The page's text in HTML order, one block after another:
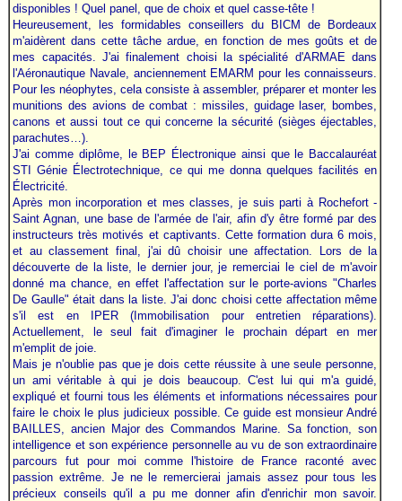
disponibles ! Quel panel, que de choix et quel casse-tête !
Heureusement, les formidables conseillers du BICM de Bordeaux
m'aidèrent dans cette tâche ardue, en fonction de mes goûts et de
mes capacités. J'ai finalement choisi la spécialité d'ARMAE dans
l'Aéronautique Navale, anciennement EMARM pour les connaisseurs.
Pour les néophytes, cela consiste à assembler, préparer et monter les
munitions des avions de combat : missiles, guidage laser, bombes,
canons et aussi tout ce qui concerne la sécurité (sièges éjectables,
parachutes…).
J'ai comme diplôme, le BEP Électronique ainsi que le Baccalauréat
STI Génie Électrotechnique, ce qui me donna quelques facilités en
Électricité.
Après mon incorporation et mes classes, je suis parti à Rochefort -
Saint Agnan, une base de l'armée de l'air, afin d'y être formé par des
instructeurs très motivés et captivants. Cette formation dura 6 mois,
et au classement final, j'ai dû choisir une affectation. Lors de la
découverte de la liste, le dernier jour, je remerciai le ciel de m'avoir
donné ma chance, en effet l'affectation sur le porte-avions "Charles
De Gaulle" était dans la liste. J'ai donc choisi cette affectation même
s'il est en IPER (Immobilisation pour entretien réparations).
Actuellement, le seul fait d'imaginer le prochain départ en mer
m'emplit de joie.
Mais je n'oublie pas que je dois cette réussite à une seule personne,
un ami véritable à qui je dois beaucoup. C'est lui qui m'a guidé,
expliqué et fourni tous les éléments et informations nécessaires pour
faire le choix le plus judicieux possible. Ce guide est monsieur André
BAILLES, ancien Major des Commandos Marine. Sa fonction, son
intelligence et son expérience personnelle au vu de son extraordinaire
parcours fut pour moi comme l'histoire de France raconté avec
passion extrême. Je ne le remercierai jamais assez pour tous les
précieux conseils qu'il a pu me donner afin d'enrichir mon savoir.